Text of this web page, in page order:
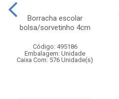
Borracha escolar
bolsa/sorvetinho 4cm
Código: 495186
Embalagem: Unidade
Caixa Com: 576 Unidade(s)